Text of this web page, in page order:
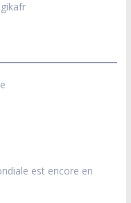
est encore en